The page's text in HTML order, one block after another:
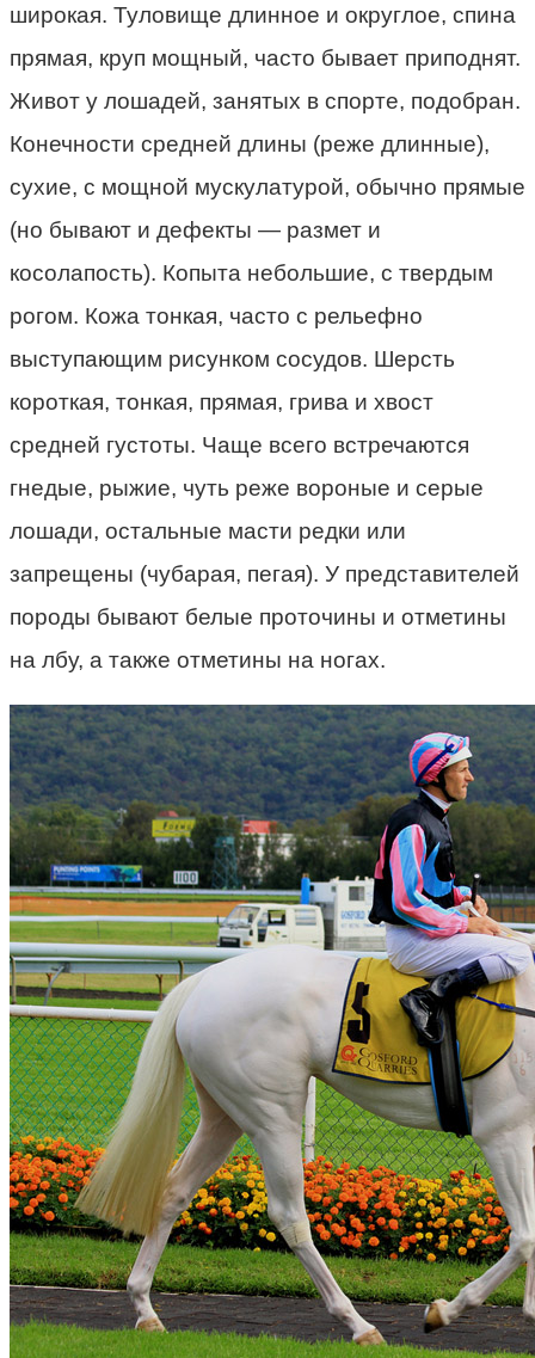
широкая. Туловище длинное и округлое, спина
прямая, круп мощный, часто бывает приподнят.
Живот у лошадей, занятых в спорте, подобран.
Конечности средней длины (реже длинные),
сухие, с мощной мускулатурой, обычно прямые
(но бывают и дефекты — размет и
косолапость). Копыта небольшие, с твердым
рогом. Кожа тонкая, часто с рельефно
выступающим рисунком сосудов. Шерсть
короткая, тонкая, прямая, грива и хвост
средней густоты. Чаще всего встречаются
гнедые, рыжие, чуть реже вороные и серые
лошади, остальные масти редки или
запрещены (чубарая, пегая). У представителей
породы бывают белые проточины и отметины
на лбу, а также отметины на ногах.